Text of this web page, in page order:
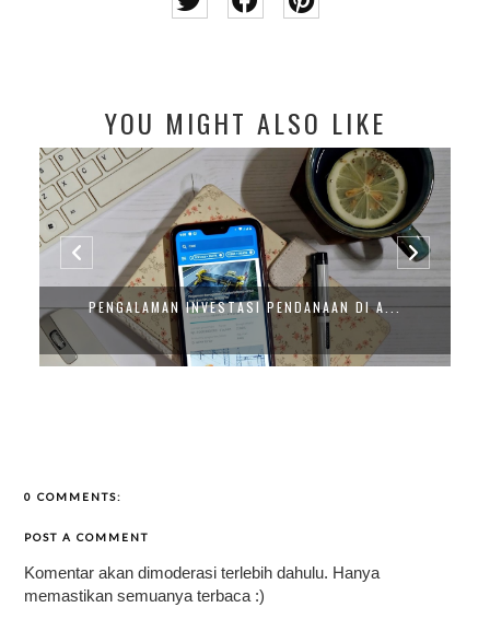
YOU MIGHT ALSO LIKE
PENGALAMAN INVESTASI PENDANAAN DI A...
0 COMMENTS:
POST A COMMENT
Komentar akan dimoderasi terlebih dahulu. Hanya
memastikan semuanya terbaca :)